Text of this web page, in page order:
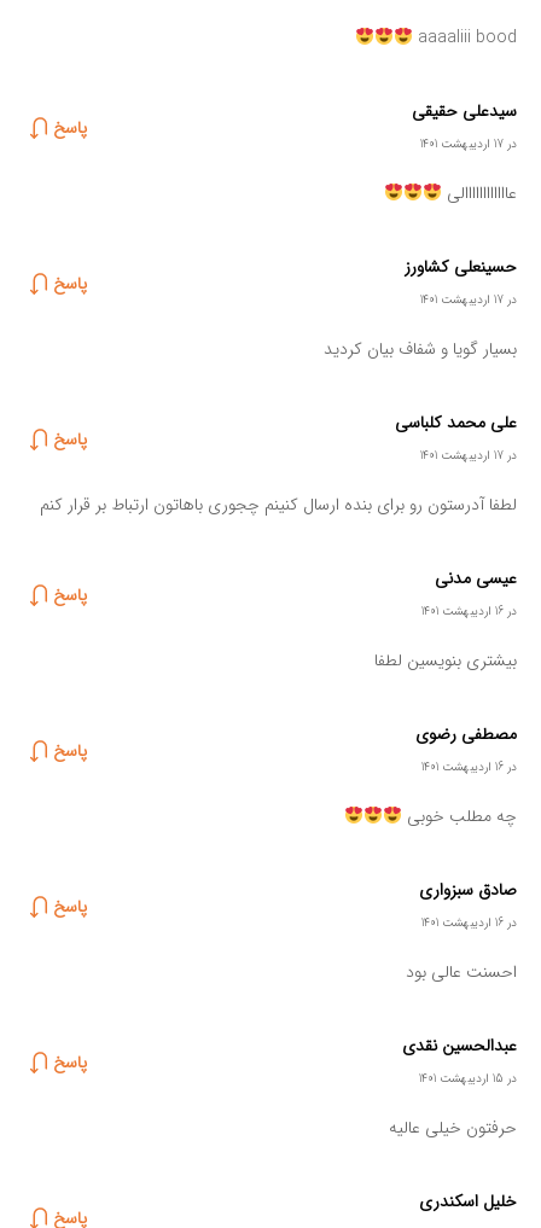
aaaaliii bood
سیدعلی حقیقی
در 17 اردیبهشت 1401
پاسخ
عاااااااااااالی
حسینعلی کشاورز
در 17 اردیبهشت 1401
پاسخ
بسیار گویا و شفاف بیان کردید
علی محمد کلباسی
در 17 اردیبهشت 1401
پاسخ
لطفا آدرستون رو برای بنده ارسال کنینم چجوری باهاتون ارتباط بر قرار کنم
عیسی مدنی
در 16 اردیبهشت 1401
پاسخ
بیشتری بنویسین لطفا
مصطفی رضوی
در 16 اردیبهشت 1401
پاسخ
چه مطلب خوبی
صادق سبزواری
در 16 اردیبهشت 1401
پاسخ
احسنت عالی بود
عبدالحسین نقدی
در 15 اردیبهشت 1401
پاسخ
حرفتون خیلی عالیه
خلیل اسکندری
پاسخ